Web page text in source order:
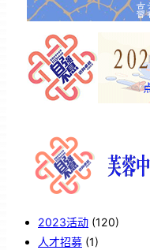
2023活动 (120)
人才招募 (1)